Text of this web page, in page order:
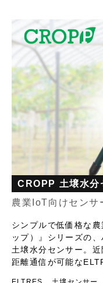
CROPP 土壌水
農業IoT向けセンサ
シンプルで低価格な
ップ）』シリーズの
土壌水分センサー。
距離通信が可能な